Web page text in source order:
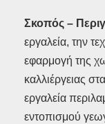
Σκοπός –
εργαλεία, την
εφαρμογή της
καλλιέργειας
εργαλεία
εντοπισμού